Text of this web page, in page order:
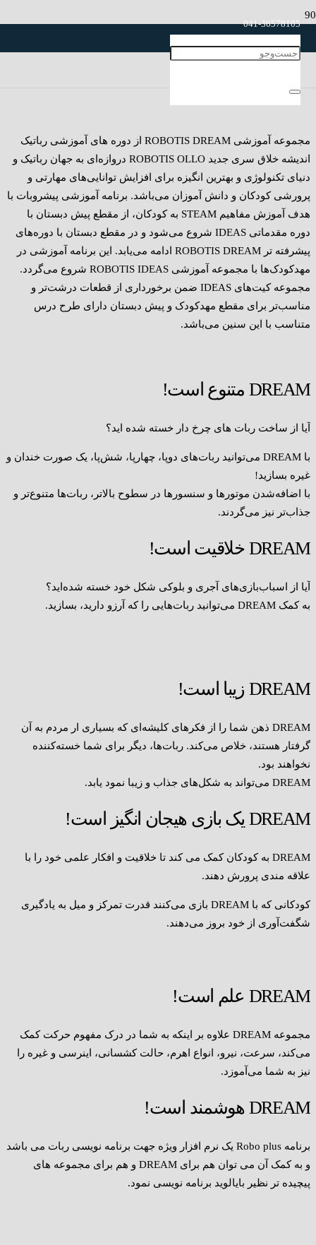
041-36578105
041-36578925
رباتیک اندیشه خلاق، دوره آموزشی
مجموعه آموزشی ROBOTIS DREAM از دوره های آموزشی رباتیک
اندیشه خلاق سری جدید ROBOTIS OLLO دروازه‌ای به جهان رباتیک و
دنیای تکنولوژی و بهترین انگیزه برای افزایش توانایی‌های مهارتی و
پرورشی کودکان و دانش آموزان می‌باشد. برنامه آموزشی پیشروبات با
هدف آموزش مفاهیم STEAM به کودکان، از مقطع پیش دبستان با
دوره مقدماتی IDEAS شروع می‌شود و در مقطع دبستان با دوره‌های
پیشرفته‌ تر ROBOTIS DREAM ادامه می‌یابد. این برنامه‌ آموزشی در
مهدکودک‌ها با مجموعه آموزشی ROBOTIS IDEAS شروع می‌گردد.
مجموعه کیت‌های IDEAS ضمن برخورداری از قطعات درشت‌تر و
مناسب‌تر برای مقطع مهدکودک و پیش دبستان دارای طرح درس
متناسب با این سنین می‌باشد.
DREAM متنوع است!
آیا از ساخت ربات های چرخ دار خسته شده اید؟
با DREAM می‌توانید ربات‌های دوپا، چهارپا، شش‌پا، یک صورت خندان و
غیره بسازید!
با اضافه‌شدن موتورها و سنسورها در سطوح بالاتر، ربات‌ها متنوع‌تر و
جذاب‌تر نیز می‌گردند.
DREAM خلاقیت است!
آیا از اسباب‌بازی‌های آجری و بلوکی شکل خود خسته شده‌اید؟
به کمک DREAM می‌توانید ربات‌هایی را که آرزو دارید، بسازید.
DREAM زیبا است!
DREAM ذهن شما را از فکرهای کلیشه‌ای که بسیاری ار مردم به آن
گرفتار هستند، خلاص می‌کند. ربات‌ها، دیگر برای شما خسته‌کننده
نخواهند بود.
DREAM می‌تواند به شکل‌های جذاب و زیبا نمود یابد.
DREAM یک بازی هیجان انگیز است!
DREAM به کودکان کمک می کند تا خلاقیت و افکار علمی خود را با
علاقه مندی پرورش دهند.
کودکانی که با DREAM بازی می‌کنند قدرت تمرکز و میل به یادگیری
شگفت‌آوری از خود بروز می‌دهند.
DREAM علم است!
مجموعه DREAM علاوه بر اینکه به شما در درک مفهوم حرکت کمک
می‌کند، سرعت، نیرو، انواع اهرم، حالت کشسانی، اینرسی و غیره را
نیز به شما می‌آموزد.
DREAM هوشمند است!
برنامه Robo plus یک نرم افزار ویژه جهت برنامه نویسی ربات می باشد
و به کمک آن می توان هم برای DREAM و هم برای مجموعه های
پیچیده تر نظیر بایالوید برنامه نویسی نمود.